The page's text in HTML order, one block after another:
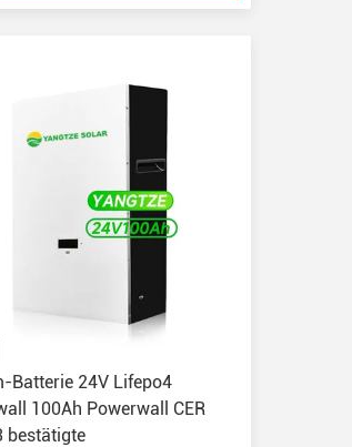
Batterie 24V Lifepo4
100Ah Powerwall CER
bestätigte